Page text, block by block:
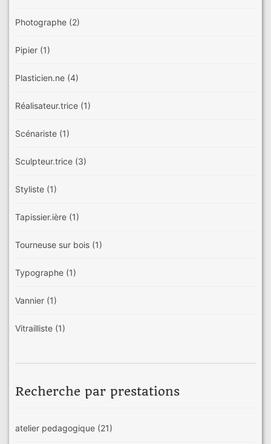
Photographe (2)
Pipier (1)
Plasticien.ne (4)
Réalisateur.trice (1)
Scénariste (1)
Sculpteur.trice (3)
Styliste (1)
Tapissier.ière (1)
Tourneuse sur bois (1)
Typographe (1)
Vannier (1)
Vitrailliste (1)
Recherche par prestations
atelier pedagogique (21)